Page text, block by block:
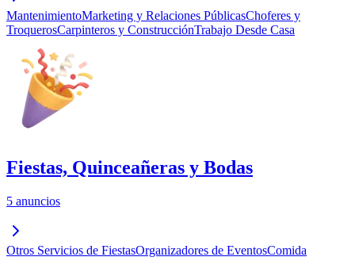
MantenimientoMarketing y Relaciones PúblicasChoferes y
TroquerosCarpinteros y ConstrucciónTrabajo Desde Casa
Fiestas, Quinceañeras y Bodas
5 anuncios
Otros Servicios de FiestasOrganizadores de EventosComida